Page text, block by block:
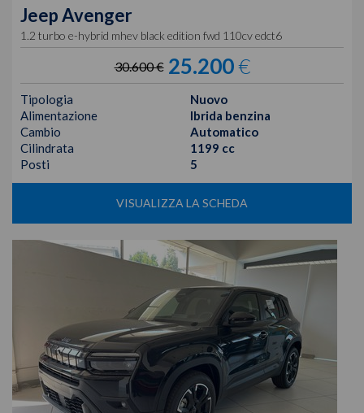
JeepAvenger
1.2 turbo e-hybrid mhev black edition fwd 110cv edct6
30.600 € 25.200€
Tipologia
Nuovo
Alimentazione
Ibrida benzina
Cambio
Automatico
Cilindrata
1199 cc
Posti
5
VISUALIZZA LA SCHEDA